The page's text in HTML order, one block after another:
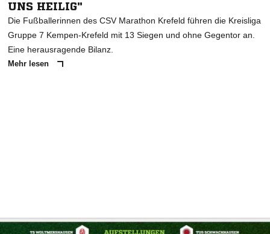
UNS HEILIG"
Die Fußballerinnen des CSV Marathon Krefeld führen die Kreisliga
Gruppe 7 Kempen-Krefeld mit 13 Siegen und ohne Gegentor an.
Eine herausragende Bilanz.
Mehr lesen